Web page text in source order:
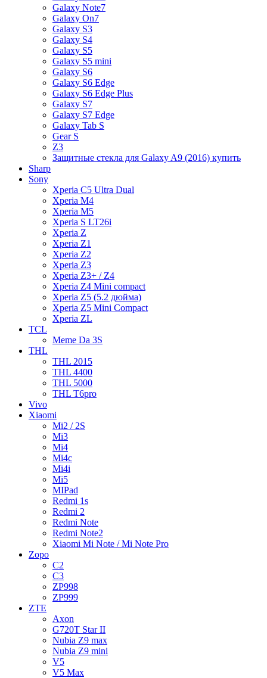
Galaxy Note7
Galaxy On7
Galaxy S3
Galaxy S4
Galaxy S5
Galaxy S5 mini
Galaxy S6
Galaxy S6 Edge
Galaxy S6 Edge Plus
Galaxy S7
Galaxy S7 Edge
Galaxy Tab S
Gear S
Z3
Защитные стекла для Galaxy A9 (2016) купить
Sharp
Sony
Xperia C5 Ultra Dual
Xperia M4
Xperia M5
Xperia S LT26i
Xperia Z
Xperia Z1
Xperia Z2
Xperia Z3
Xperia Z3+ / Z4
Xperia Z4 Mini compact
Xperia Z5 (5.2 дюйма)
Xperia Z5 Mini Compact
Xperia ZL
TCL
Meme Da 3S
THL
THL 2015
THL 4400
THL 5000
THL T6pro
Vivo
Xiaomi
Mi2 / 2S
Mi3
Mi4
Mi4c
Mi4i
Mi5
MIPad
Redmi 1s
Redmi 2
Redmi Note
Redmi Note2
Xiaomi Mi Note / Mi Note Pro
Zopo
C2
C3
ZP998
ZP999
ZTE
Axon
G720T Star II
Nubia Z9 max
Nubia Z9 mini
V5
V5 Max